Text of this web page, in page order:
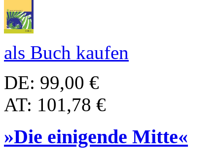
als Buch kaufen
DE: 99,00 €
AT: 101,78 €
»Die einigende Mitte«